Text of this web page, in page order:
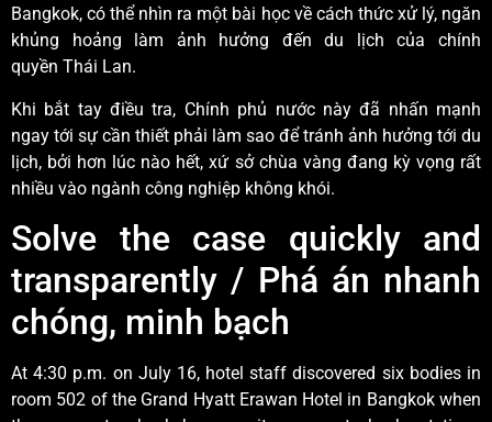
Bangkok, có thể nhìn ra một bài học về cách thức xử lý, ngăn
khủng hoảng làm ảnh hưởng đến du lịch của chính
quyền Thái Lan.
Khi bắt tay điều tra, Chính phủ nước này đã nhấn mạnh
ngay tới sự cần thiết phải làm sao để tránh ảnh hưởng tới du
lịch, bởi hơn lúc nào hết, xứ sở chùa vàng đang kỳ vọng rất
nhiều vào ngành công nghiệp không khói.
Solve the case quickly and
transparently / Phá án nhanh
chóng, minh bạch
At 4:30 p.m. on July 16, hotel staff discovered six bodies in
room 502 of the Grand Hyatt Erawan Hotel in Bangkok when